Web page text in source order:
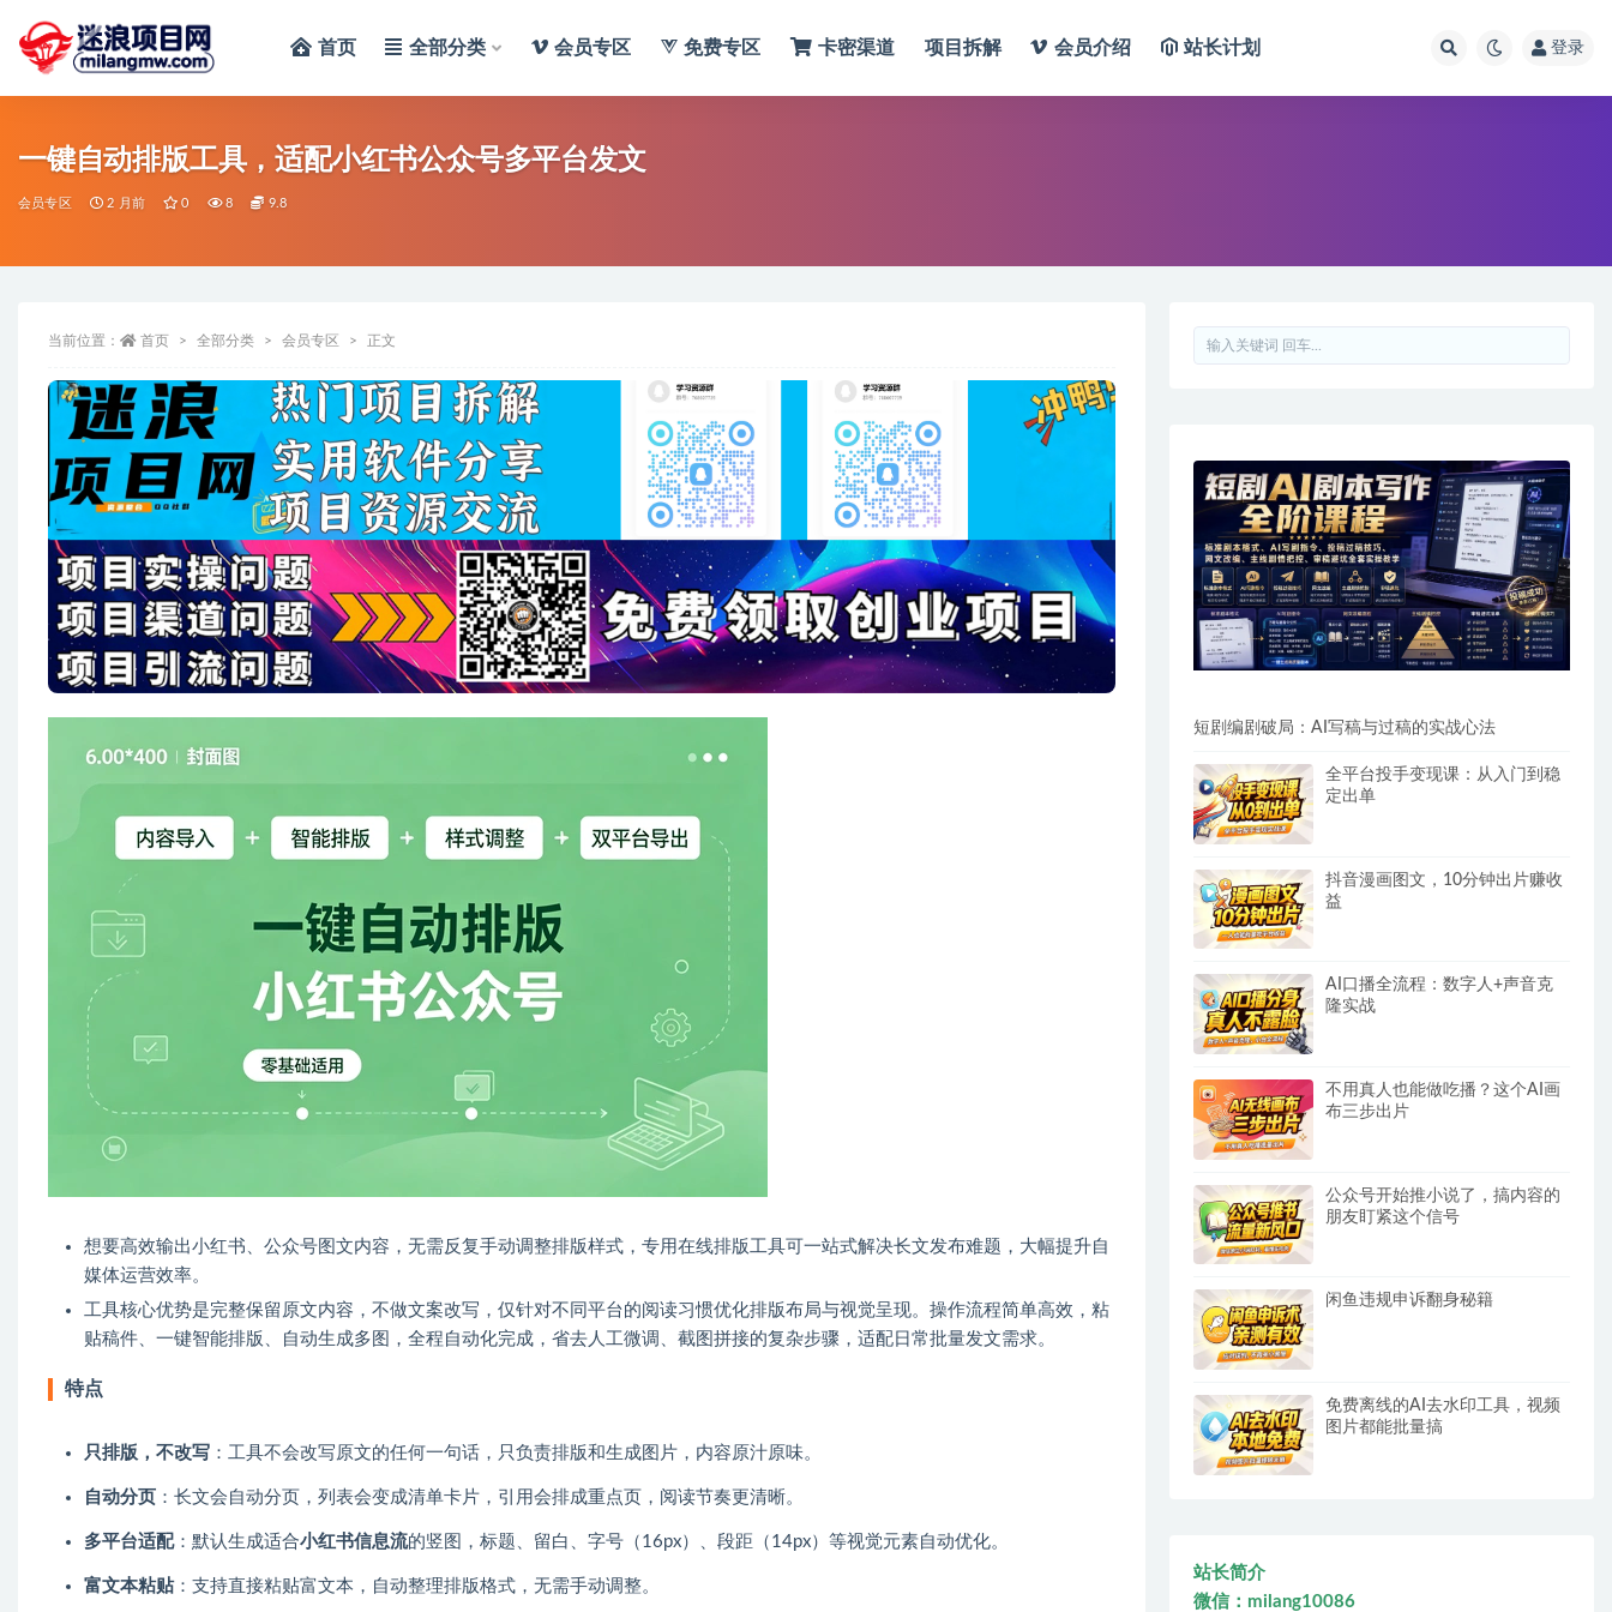
首页 全部分类 会员专区 免费专区 卡密渠道 项目拆解 会员介绍 站长计划 登录
一键自动排版工具，适配小红书公众号多平台发文
会员专区 2 月前 0 8 9.8
当前位置： 首页 全部分类 会员专区 正文
想要高效输出小红书、公众号图文内容，无需反复手动调整排版样式，专用在线排版工具可一站式解决长文发布难题，大幅提升自
媒体运营效率。
工具核心优势是完整保留原文内容，不做文案改写，仅针对不同平台的阅读习惯优化排版布局与视觉呈现。操作流程简单高效，粘
贴稿件、一键智能排版、自动生成多图，全程自动化完成，省去人工微调、截图拼接的复杂步骤，适配日常批量发文需求。
特点
只排版，不改写 ：工具不会改写原文的任何一句话，只负责排版和生成图片，内容原汁原味。
自动分页 ：长文会自动分页，列表会变成清单卡片，引用会排成重点页，阅读节奏更清晰。
多平台适配：默认生成适合小红书信息流的竖图，标题、留白、字号（16px）、段距（14px）等视觉元素自动优化。
富文本粘贴：支持直接粘贴富文本，自动整理排版格式，无需手动调整。
短剧编剧破局：AI写稿与过稿的实战心法
全平台投手变现课：从入门到稳
定出单
抖音漫画图文，10分钟出片赚收
益
AI口播全流程：数字人+声音克
隆实战
不用真人也能做吃播？这个AI画
布三步出片
公众号开始推小说了，搞内容的
朋友盯紧这个信号
闲鱼违规申诉翻身秘籍
免费离线的AI去水印工具，视频
图片都能批量搞
站长简介
微信：milang10086